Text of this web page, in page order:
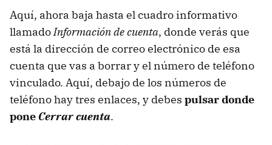
Aquí, ahora baja hasta el cuadro informativo
llamadoInformación de cuenta, donde verás que
está la dirección de correo electrónico de esa
cuenta que vas a borrar y el número de teléfono
vinculado. Aquí, debajo de los números de
teléfono hay tres enlaces, y debes pulsar donde
poneCerrar cuenta.